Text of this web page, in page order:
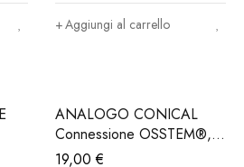
Aggiungi al carrello
ANALOGO CONICAL
Connessione OSSTEM®,
DIO Implant®.. (Iva e
19,00€